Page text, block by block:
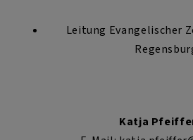
Leitung Evangelischer
Katja